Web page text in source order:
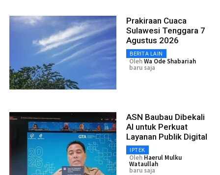
Prakiraan Cuaca
Sulawesi Tenggara 7
Agustus 2026
BERITA LAIN
OlehWa Ode Shabariah
baru saja
ASN Baubau Dibekali
AI untuk Perkuat
Layanan Publik Digital
IPTEK
Oleh Haerul Mulku
Wataullah
baru saja